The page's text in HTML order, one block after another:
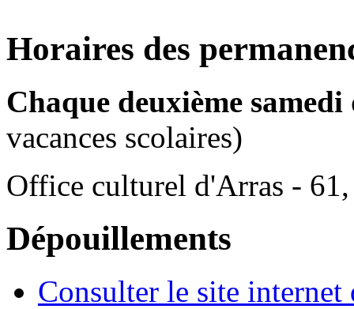
Horaires des
Chaque deuxième
vacances scolaires)
Office culturel d'Arras -
Dépouillements
Consulter le site internet